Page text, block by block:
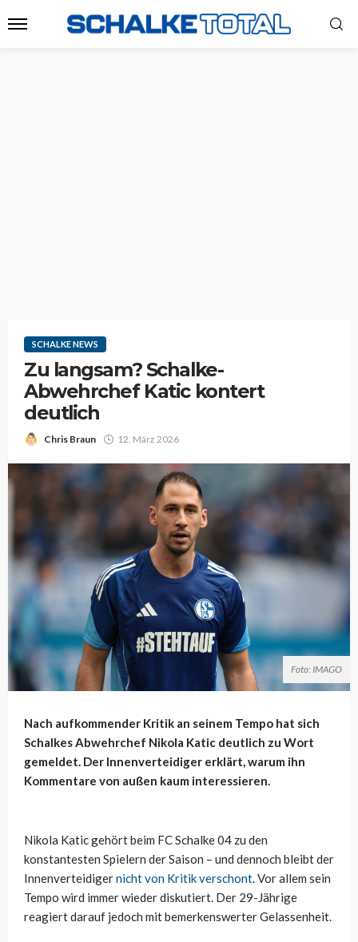
SCHALKE NEWS
Zu langsam? Schalke-
Abwehrchef Katic kontert
deutlich
Chris Braun 12. März 2026
Foto: IMAGO
Nach aufkommender Kritik an seinem Tempo hat sich
Schalkes Abwehrchef Nikola Katic deutlich zu Wort
gemeldet. Der Innenverteidiger erklärt, warum ihn
Kommentare von außen kaum interessieren.
Nikola Katic gehört beim FC Schalke 04 zu den
konstantesten Spielern der Saison – und dennoch bleibt der
Innenverteidigernicht von Kritik verschont. Vor allem sein
Tempo wird immer wieder diskutiert. Der 29-Jährige
reagiert darauf jedoch mit bemerkenswerter Gelassenheit.